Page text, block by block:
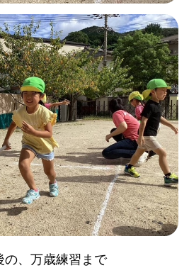
の、万歳練習まで